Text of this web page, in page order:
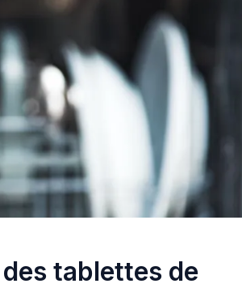
tablettes de